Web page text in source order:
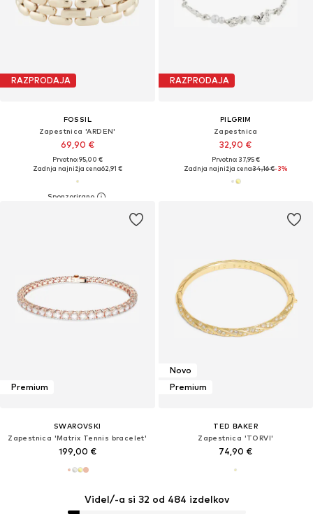
RAZPRODAJA
FOSSIL
Zapestnica 'ARDEN'
69,90 €
Prvotno: 95,00 €
Zadnja najnižja cena62,91 €
RAZPRODAJA
PILGRIM
Zapestnica
32,90 €
Prvotno: 37,95 €
Zadnja najnižja cena34,16 €-3%
Premium
SWAROVSKI
Zapestnica 'Matrix Tennis bracelet'
199,00 €
Novo
Premium
TED BAKER
Zapestnica 'TORVI'
74,90 €
Videl/-a si 32 od 484 izdelkov